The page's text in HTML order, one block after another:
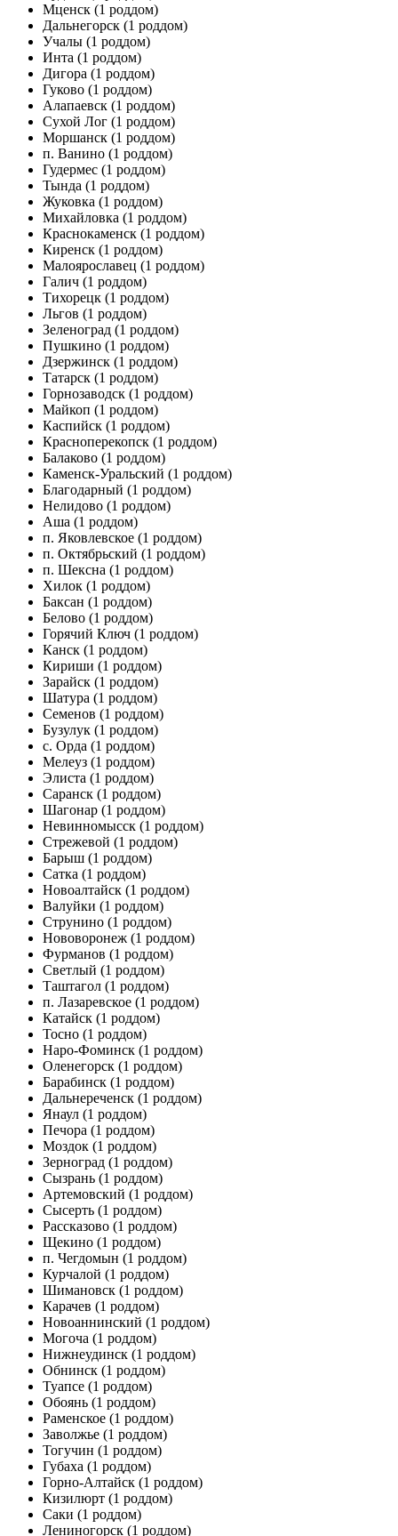
Мценск (1 роддом)
Дальнегорск (1 роддом)
Учалы (1 роддом)
Инта (1 роддом)
Дигора (1 роддом)
Гуково (1 роддом)
Алапаевск (1 роддом)
Сухой Лог (1 роддом)
Моршанск (1 роддом)
п. Ванино (1 роддом)
Гудермес (1 роддом)
Тында (1 роддом)
Жуковка (1 роддом)
Михайловка (1 роддом)
Краснокаменск (1 роддом)
Киренск (1 роддом)
Малоярославец (1 роддом)
Галич (1 роддом)
Тихорецк (1 роддом)
Льгов (1 роддом)
Зеленоград (1 роддом)
Пушкино (1 роддом)
Дзержинск (1 роддом)
Татарск (1 роддом)
Горнозаводск (1 роддом)
Майкоп (1 роддом)
Каспийск (1 роддом)
Красноперекопск (1 роддом)
Балаково (1 роддом)
Каменск-Уральский (1 роддом)
Благодарный (1 роддом)
Нелидово (1 роддом)
Аша (1 роддом)
п. Яковлевское (1 роддом)
п. Октябрьский (1 роддом)
п. Шексна (1 роддом)
Хилок (1 роддом)
Баксан (1 роддом)
Белово (1 роддом)
Горячий Ключ (1 роддом)
Канск (1 роддом)
Кириши (1 роддом)
Зарайск (1 роддом)
Шатура (1 роддом)
Семенов (1 роддом)
Бузулук (1 роддом)
с. Орда (1 роддом)
Мелеуз (1 роддом)
Элиста (1 роддом)
Саранск (1 роддом)
Шагонар (1 роддом)
Невинномысск (1 роддом)
Стрежевой (1 роддом)
Барыш (1 роддом)
Сатка (1 роддом)
Новоалтайск (1 роддом)
Валуйки (1 роддом)
Струнино (1 роддом)
Нововоронеж (1 роддом)
Фурманов (1 роддом)
Светлый (1 роддом)
Таштагол (1 роддом)
п. Лазаревское (1 роддом)
Катайск (1 роддом)
Тосно (1 роддом)
Наро-Фоминск (1 роддом)
Оленегорск (1 роддом)
Барабинск (1 роддом)
Дальнереченск (1 роддом)
Янаул (1 роддом)
Печора (1 роддом)
Моздок (1 роддом)
Зерноград (1 роддом)
Сызрань (1 роддом)
Артемовский (1 роддом)
Сысерть (1 роддом)
Рассказово (1 роддом)
Щекино (1 роддом)
п. Чегдомын (1 роддом)
Курчалой (1 роддом)
Шимановск (1 роддом)
Карачев (1 роддом)
Новоаннинский (1 роддом)
Могоча (1 роддом)
Нижнеудинск (1 роддом)
Обнинск (1 роддом)
Туапсе (1 роддом)
Обоянь (1 роддом)
Раменское (1 роддом)
Заволжье (1 роддом)
Тогучин (1 роддом)
Губаха (1 роддом)
Горно-Алтайск (1 роддом)
Кизилюрт (1 роддом)
Саки (1 роддом)
Лениногорск (1 роддом)